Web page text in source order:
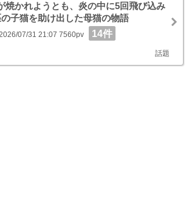
焼かれようとも、炎の中に5回飛び込み
子猫を助け出した母猫の物語
07/31 21:07 7560pv 14件
話題